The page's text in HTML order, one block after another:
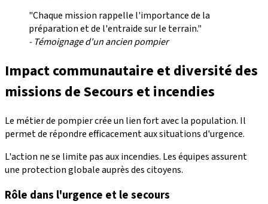
"Chaque mission rappelle l'importance de la
préparation et de l'entraide sur le terrain."
- Témoignage d'un ancien pompier
Impact communautaire et diversité des
missions deSecours et incendies
Le métier de pompier crée un lien fort avec la population. Il
permet de répondre efficacement aux situations d'urgence.
L'action ne se limite pas aux incendies. Les équipes assurent
une protection globale auprès des citoyens.
Rôle dans l'urgence et le secours